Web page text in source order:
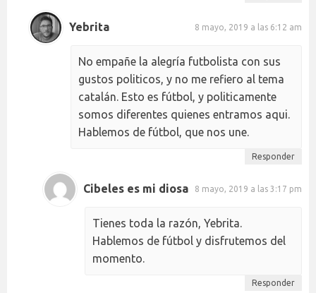
Yebrita 8 mayo, 2019 a las 6:12 am
No empañe la alegría futbolista con sus
gustos politicos, y no me refiero al tema
catalán. Esto es fútbol, y politicamente
somos diferentes quienes entramos aqui.
Hablemos de fútbol, que nos une.
Responder
Cibeles es mi diosa 8 mayo, 2019 a las 3:17 pm
Tienes toda la razón, Yebrita.
Hablemos de fútbol y disfrutemos del
momento.
Responder